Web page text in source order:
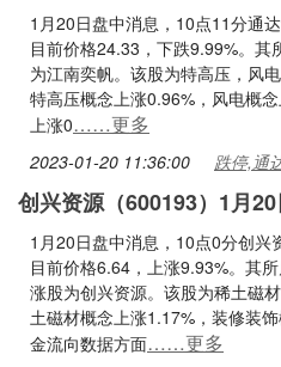
1月20日盘中消息，10点11分通
目前价格24.33，下跌9.99%。
为江南奕帆。该股为特高压，风
特高压概念上涨0.96%，风电概
上涨0……更多
2023-01-20 11:36:00 跌停,通
创兴资源（600193）1月
1月20日盘中消息，10点0分创兴
目前价格6.64，上涨9.93%。其
涨股为创兴资源。该股为稀土磁
土磁材概念上涨1.17%，装修装
金流向数据方面……更多